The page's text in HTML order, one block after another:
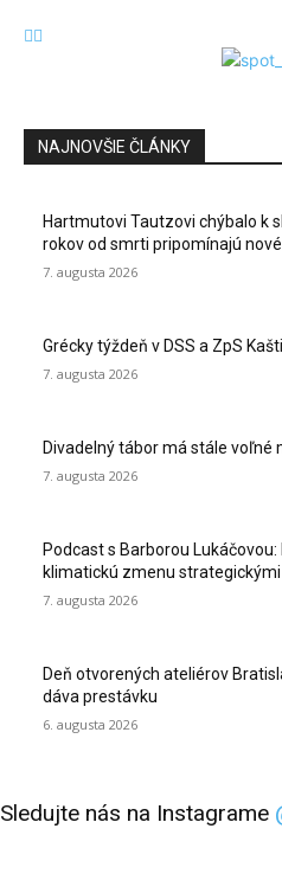
NAJNOVŠIE ČLÁNKY
Hartmutovi Tautzovi chýbalo k
rokov od smrti pripomínajú
7. augusta 2026
Grécky týždeň v DSS a ZpS
7. augusta 2026
Divadelný tábor má stále voľné
7. augusta 2026
Podcast s Barborou
klimatickú zmenu
7. augusta 2026
Deň otvorených ateliérov
dáva prestávku
6. augusta 2026
Sledujte nás na Instagrame